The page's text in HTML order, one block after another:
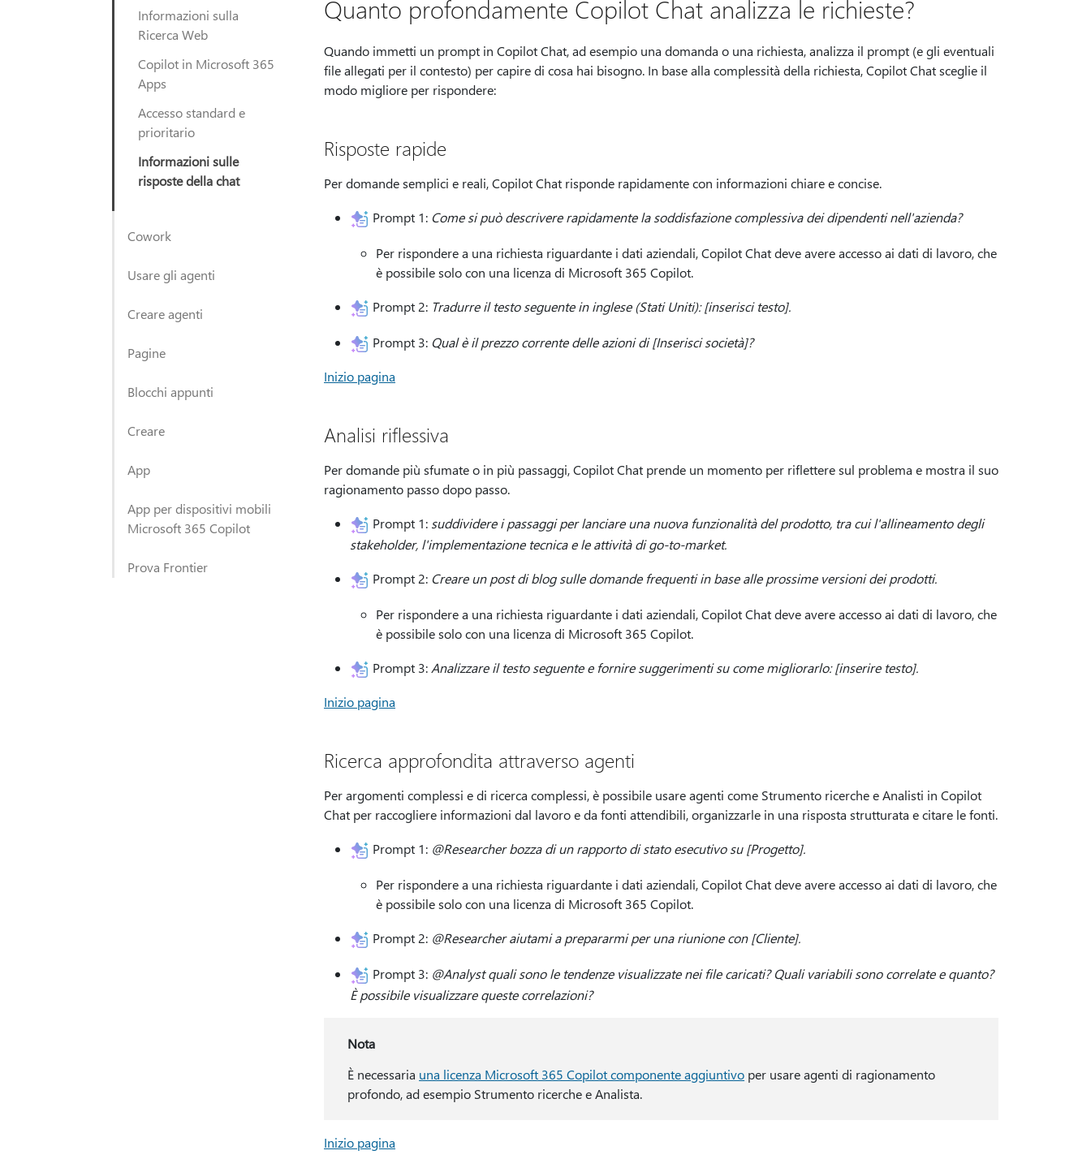
Informazioni sulla
Ricerca Web
Copilot in Microsoft 365
Apps
Accesso standard e
prioritario
Informazioni sulle
risposte della chat
Cowork
Usare gli agenti
Creare agenti
Pagine
Blocchi appunti
Creare
App
App per dispositivi mobili
Microsoft 365 Copilot
Prova Frontier
Quanto profondamente Copilot Chat analizza le richieste?
Quando immetti un prompt in Copilot Chat, ad esempio una domanda o una richiesta, analizza il prompt (e gli eventuali
file allegati per il contesto) per capire di cosa hai bisogno. In base alla complessità della richiesta, Copilot Chat sceglie il
modo migliore per rispondere:
Risposte rapide
Per domande semplici e reali, Copilot Chat risponde rapidamente con informazioni chiare e concise.
Prompt 1: Come si può descrivere rapidamente la soddisfazione complessiva dei dipendenti nell'azienda?
Per rispondere a una richiesta riguardante i dati aziendali, Copilot Chat deve avere accesso ai dati di lavoro, che
è possibile solo con una licenza di Microsoft 365 Copilot.
Prompt 2: Tradurre il testo seguente in inglese (Stati Uniti): [inserisci testo].
Prompt 3: Qual è il prezzo corrente delle azioni di [Inserisci società]?
Inizio pagina
Analisi riflessiva
Per domande più sfumate o in più passaggi, Copilot Chat prende un momento per riflettere sul problema e mostra il suo
ragionamento passo dopo passo.
Prompt 1: suddividere i passaggi per lanciare una nuova funzionalità del prodotto, tra cui l'allineamento degli
stakeholder, l'implementazione tecnica e le attività di go-to-market.
Prompt 2: Creare un post di blog sulle domande frequenti in base alle prossime versioni dei prodotti.
Per rispondere a una richiesta riguardante i dati aziendali, Copilot Chat deve avere accesso ai dati di lavoro, che
è possibile solo con una licenza di Microsoft 365 Copilot.
Prompt 3: Analizzare il testo seguente e fornire suggerimenti su come migliorarlo: [inserire testo].
Inizio pagina
Ricerca approfondita attraverso agenti
Per argomenti complessi e di ricerca complessi, è possibile usare agenti come Strumento ricerche e Analisti in Copilot
Chat per raccogliere informazioni dal lavoro e da fonti attendibili, organizzarle in una risposta strutturata e citare le fonti.
Prompt 1: @Researcher bozza di un rapporto di stato esecutivo su [Progetto].
Per rispondere a una richiesta riguardante i dati aziendali, Copilot Chat deve avere accesso ai dati di lavoro, che
è possibile solo con una licenza di Microsoft 365 Copilot.
Prompt 2: @Researcher aiutami a prepararmi per una riunione con [Cliente].
Prompt 3: @Analyst quali sono le tendenze visualizzate nei file caricati? Quali variabili sono correlate e quanto?
È possibile visualizzare queste correlazioni?
Nota
È necessaria una licenza Microsoft 365 Copilot componente aggiuntivo per usare agenti di ragionamento
profondo, ad esempio Strumento ricerche e Analista.
Inizio pagina